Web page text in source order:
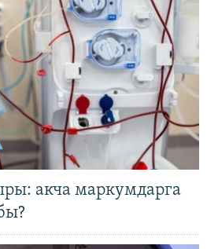
акча маркумдарга